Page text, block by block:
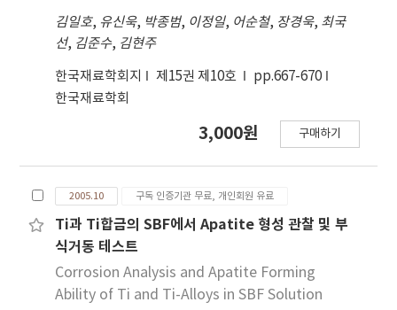
김일호, 유신욱, 박종범, 이정일, 어순철, 장경욱, 최국
선, 김준수, 김현주
한국재료학회지 제15권 제10호
pp.667-670
한국재료학회
3,000원 구매하기
2005.10 구독 인증기관 무료, 개인회원 유료
Ti과 Ti합금의 SBF에서 Apatite 형성 관찰 및 부
식거동 테스트
Corrosion Analysis and Apatite Forming
Ability of Ti and Ti-Alloys in SBF Solution